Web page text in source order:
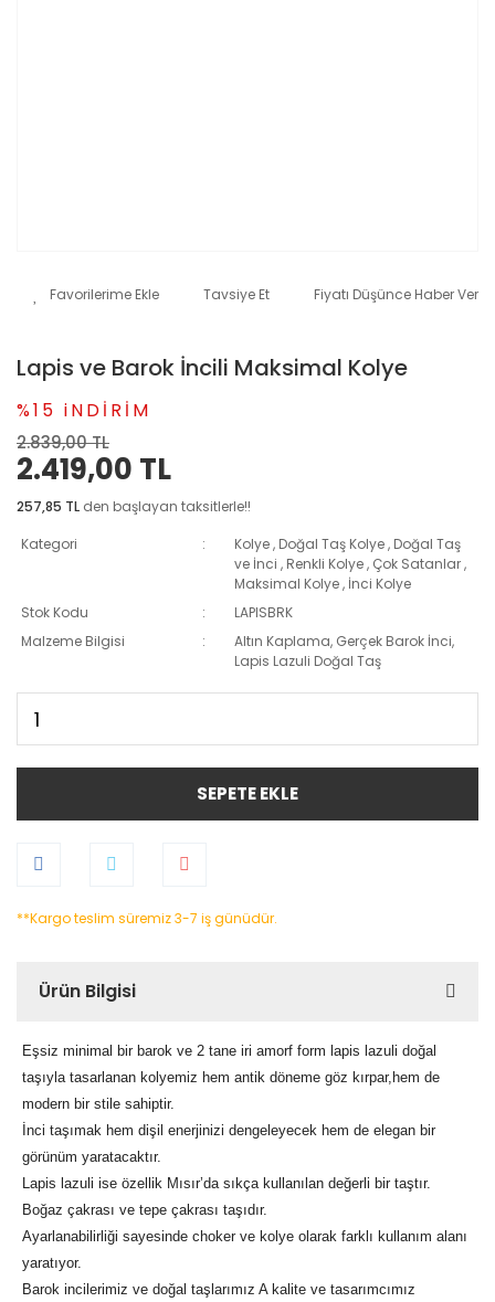
Tavsiye Et Fiyatı Düşünce Haber Ver
Lapis ve Barok İncili Maksimal Kolye
%15 iNDİRİM
2.839,00 TL
2.419,00 TL
257,85 TL den başlayan taksitlerle!!
Kategori
Kolye, Doğal Taş Kolye, Doğal Taş
ve İnci , Renkli Kolye, Çok Satanlar,
Maksimal Kolye, İnci Kolye
Stok Kodu
LAPISBRK
Malzeme Bilgisi
Altın Kaplama, Gerçek Barok İnci,
Lapis Lazuli Doğal Taş
SEPETE EKLE
**Kargo teslim süremiz 3-7 iş günüdür.
Ürün Bilgisi
Eşsiz minimal bir barok ve 2 tane iri amorf form lapis lazuli doğal
taşıyla tasarlanan kolyemiz hem antik döneme göz kırpar,hem de
modern bir stile sahiptir.
İnci taşımak hem dişil enerjinizi dengeleyecek hem de elegan bir
görünüm yaratacaktır.
Lapis lazuli ise özellik Mısır’da sıkça kullanılan değerli bir taştır.
Boğaz çakrası ve tepe çakrası taşıdır.
Ayarlanabilirliği sayesinde choker ve kolye olarak farklı kullanım alanı
yaratıyor.
Barok incilerimiz ve doğal taşlarımız A kalite ve tasarımcımız